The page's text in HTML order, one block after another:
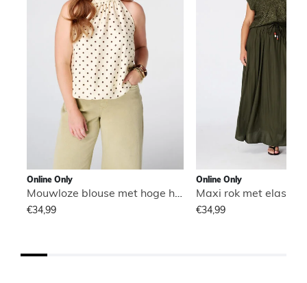
Online Only
€34,99
Online Only
Maxi rok met
€34,99